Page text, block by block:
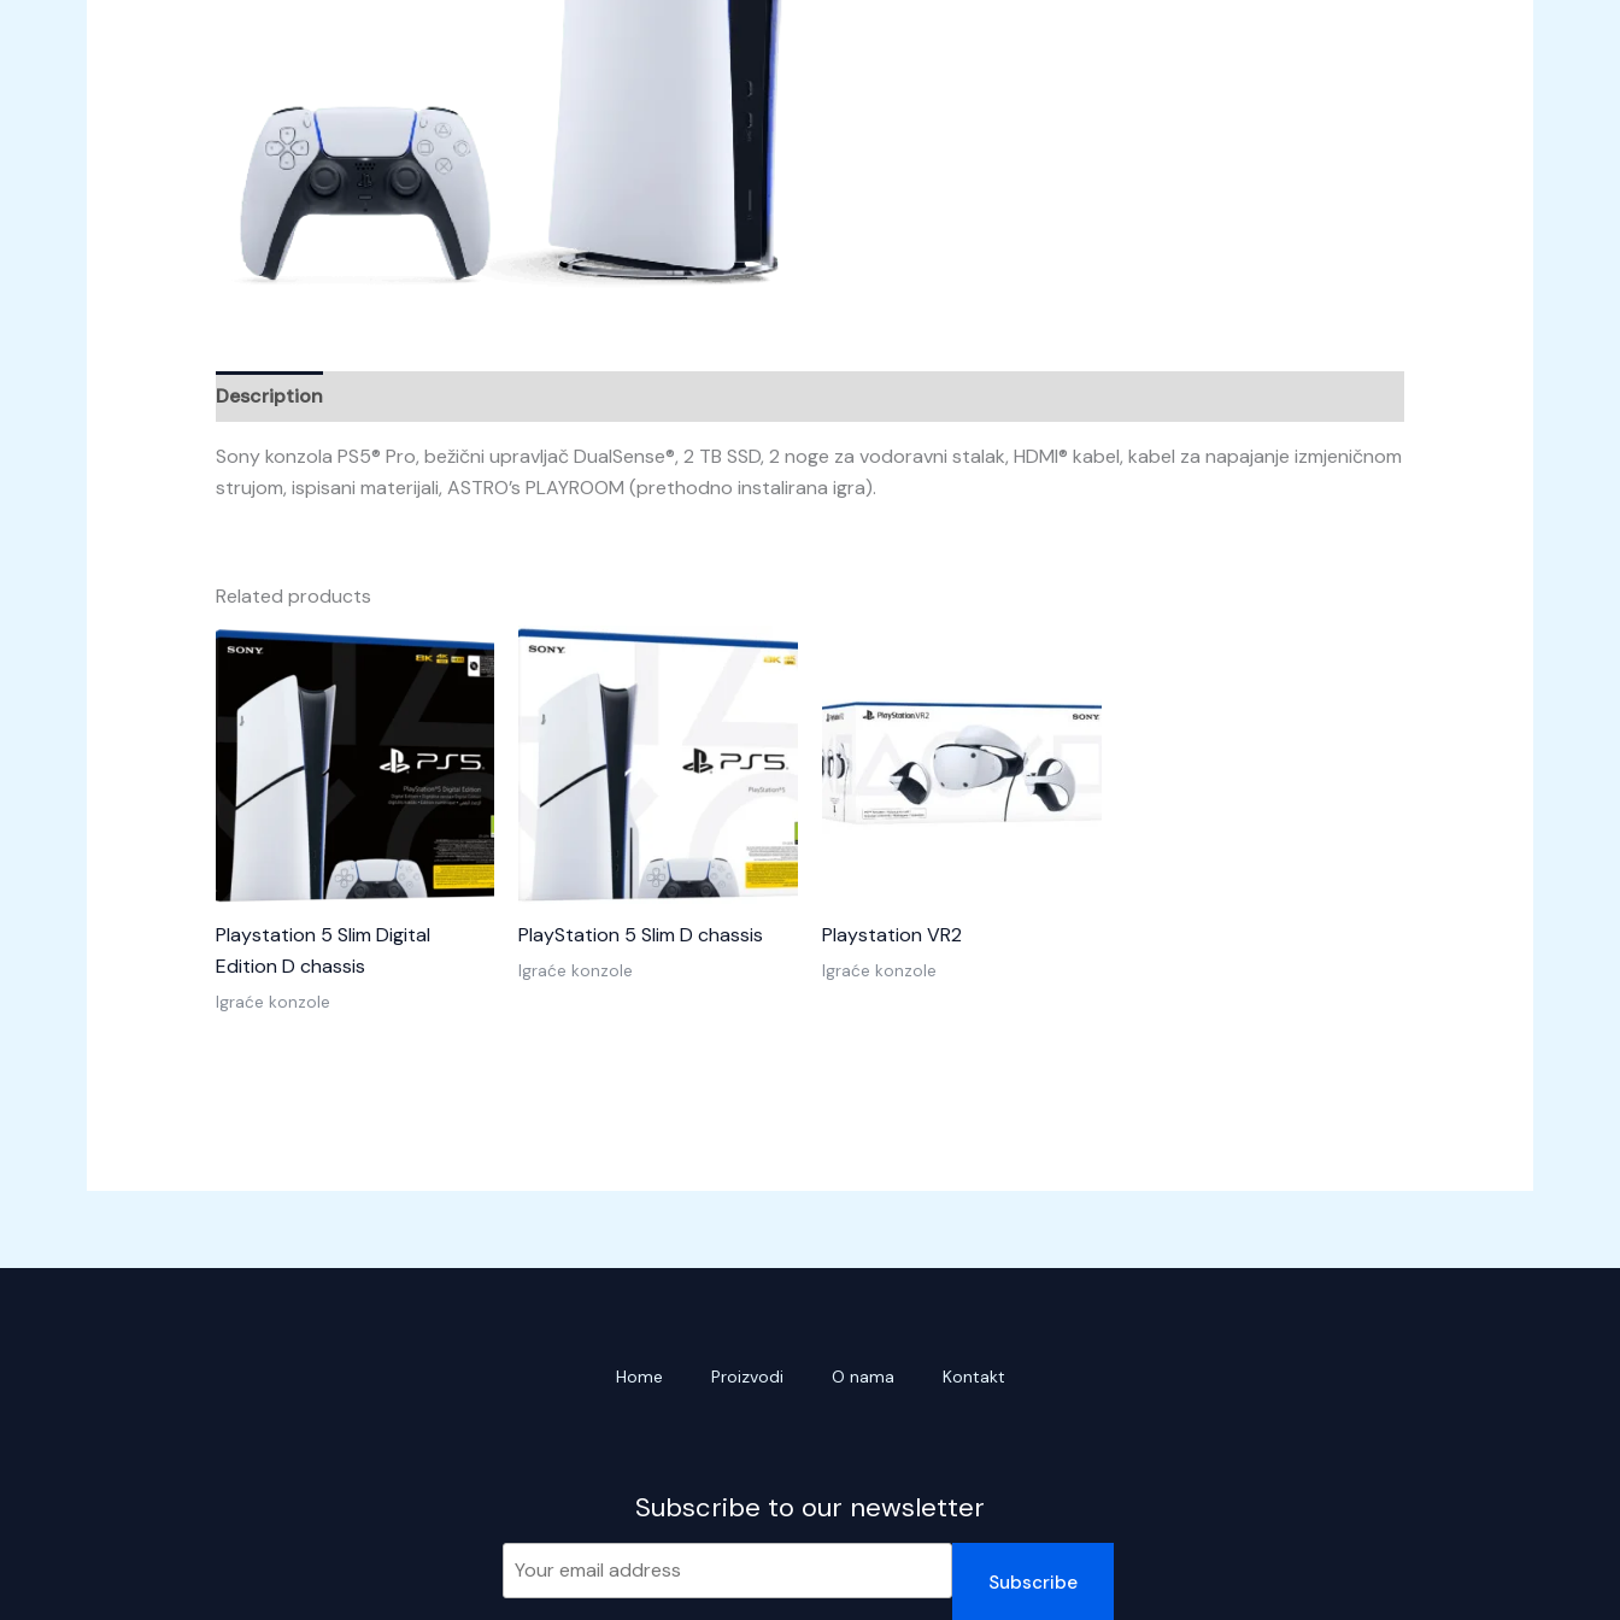
Description
Sony konzola PS5® Pro, bežični upravljač DualSense®, 2 TB SSD, 2 noge za vodoravni stalak, HDMI® kabel, kabel za napajanje izmjeničnom
strujom, ispisani materijali, ASTRO’s PLAYROOM (prethodno instalirana igra).
Related products
Playstation 5 Slim Digital
Edition D chassis
Igraće konzole
PlayStation 5 Slim D chassis
Igraće konzole
Playstation VR2
Igraće konzole
Home Proizvodi O nama Kontakt
Subscribe to our newsletter
Subscribe